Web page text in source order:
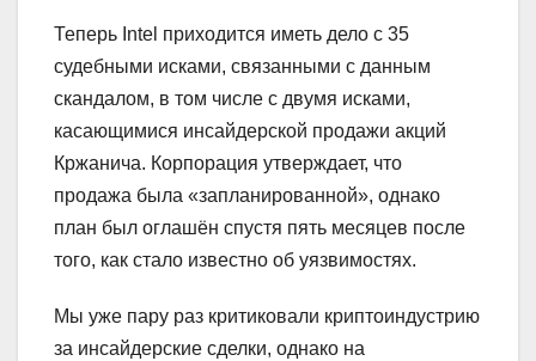
Теперь Intel приходится иметь дело с 35
судебными исками, связанными с данным
скандалом, в том числе с двумя исками,
касающимися инсайдерской продажи акций
Кржанича. Корпорация утверждает, что
продажа была «запланированной», однако
план был оглашён спустя пять месяцев после
того, как стало известно об уязвимостях.
Мы уже пару раз критиковали криптоиндустрию
за инсайдерские сделки, однако на